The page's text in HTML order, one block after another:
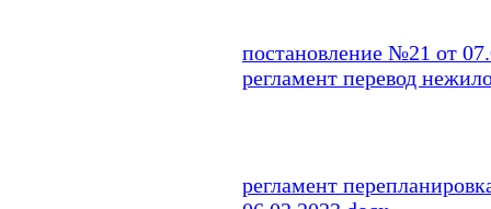
постановление №21 от
регламент перевод
регламент